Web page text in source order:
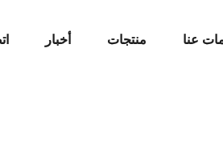
عنا منتجات أخبار